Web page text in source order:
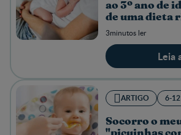
ao 3º ano de
de uma dieta
3minutos ler
Leia
ARTIGO 6-
Socorro o